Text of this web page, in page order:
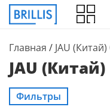
Главная / JAU (Китай)
JAU (Китай)
Фильтры